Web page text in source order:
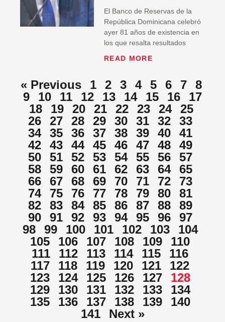
El Banco de Reservas de la
República Dominicana celebró
ayer 81 años de existencia en
los que resalta resultados
READ MORE
« Previous 1 2 3 4 5 6 7
8
9
10 11 12 13 14 15 16
17
18
19 20 21 22 23 24
25
26
27 28 29 30 31 32
33
34
35 36 37 38 39 40
41
42
43 44 45 46 47 48
49
50
51 52 53 54 55 56
57
58
59 60 61 62 63 64
65
66
67 68 69 70 71 72
73
74
75 76 77 78 79 80
81
82
83 84 85 86 87 88
89
90
91 92 93 94 95 96
97
98
99 100 101 102 103
104
105
106 107 108 109
110
111
112 113 114 115
116
117
118 119 120 121
122
123
124 125 126 127
128
129
130 131 132 133
134
135
136 137 138 139
140
141
Next »